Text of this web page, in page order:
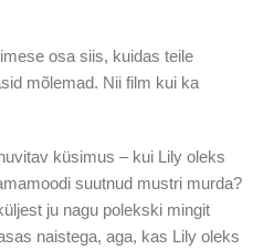
osa siis, kuidas teile
mõlemad. Nii film kui ka
küsimus – kui Lily oleks
suutnud mustri murda?
ju nagu polekski mingit
naistega, aga, kas Lily oleks